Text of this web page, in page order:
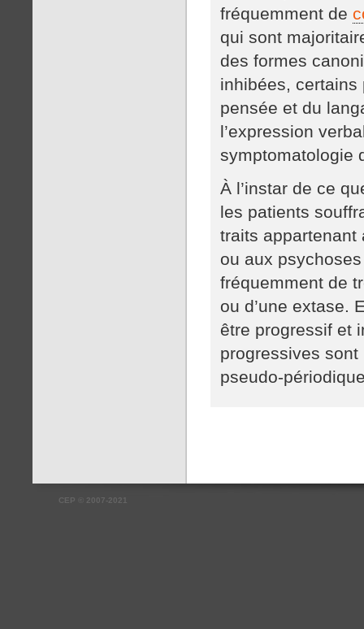
fréquemment de
qui sont
des formes
inhibées,
pensée et du
l’expression
symptomatologie
À l’instar de ce
les patients
traits appartenant
ou aux
fréquemment de
ou d’une extase.
être progressif et
progressives
pseudo-
CEP 2007-2021